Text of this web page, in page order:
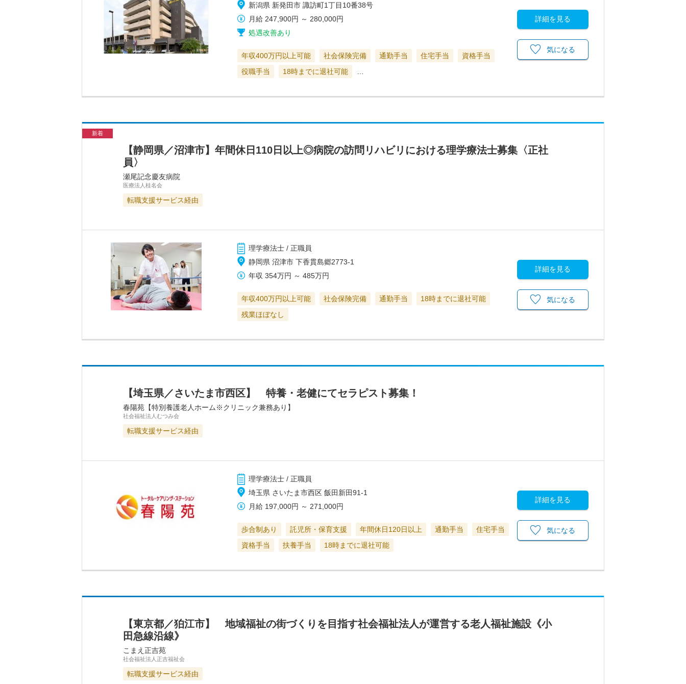
新潟県 新発田市 諏訪町1丁目10番38号
月給 247,900円 ～ 280,000円
処遇改善あり
年収400万円以上可能 社会保険完備 通勤手当 住宅手当
資格手当
役職手当
18時までに退社可能
詳細を見る
気になる
新着
【静岡県／沼津市】年間休日110日以上◎病院の訪問リハビリにおける理学療法士募集〈正社
員〉
瀬尾記念慶友病院
医療法人桂名会
転職支援サービス経由
理学療法士 / 正職員
静岡県 沼津市 下香貫島郷2773-1
年収 354万円 ～485万円
年収400万円以上可能 社会保険完備 通勤手当
18時までに退社可能
残業ほぼなし
詳細を見る
気になる
【埼玉県／さいたま市西区】 特養・老健にてセラピスト募集！
春陽苑【特別養護老人ホーム※クリニック兼務あり】
社会福祉法人むつみ会
転職支援サービス経由
理学療法士 / 正職員
埼玉県 さいたま市西区 飯田新田91-1
月給 197,000円 ～ 271,000円
歩合制あり 託児所・保育支援 年間休日120日以上 通勤手当
住宅手当
資格手当
扶養手当 18時までに退社可能
詳細を見る
気になる
【東京都／狛江市】 地域福祉の街づくりを目指す社会福祉法人が運営する老人福祉施設《小
田急線沿線》
こまえ正吉苑
社会福祉法人正吉福祉会
転職支援サービス経由